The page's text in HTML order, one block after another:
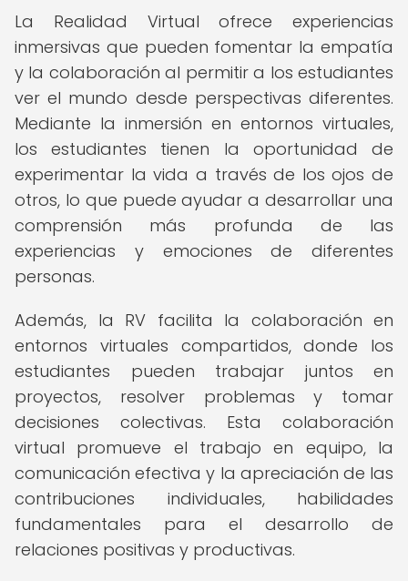
La Realidad Virtual ofrece experiencias
inmersivas que pueden fomentar la empatía
y la colaboración al permitir a los estudiantes
ver el mundo desde perspectivas diferentes.
Mediante la inmersión en entornos virtuales,
los estudiantes tienen la oportunidad de
experimentar la vida a través de los ojos de
otros, lo que puede ayudar a desarrollar una
comprensión más profunda de las
experiencias y emociones de diferentes
personas.
Además, la RV facilita la colaboración en
entornos virtuales compartidos, donde los
estudiantes pueden trabajar juntos en
proyectos, resolver problemas y tomar
decisiones colectivas. Esta colaboración
virtual promueve el trabajo en equipo, la
comunicación efectiva y la apreciación de las
contribuciones individuales, habilidades
fundamentales para el desarrollo de
relaciones positivas y productivas.